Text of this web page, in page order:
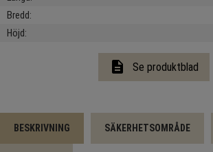
Bredd
Höjd
description Se produktblad
BESKRIVNING SÄKERHETSOMRÅDE